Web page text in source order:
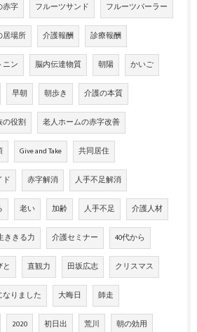
赤字 フルーツサンド フルーツパーラー
居場所 介護報酬 診療報酬
ニン 脳内伝達物質 朝陽 かいご
早朝 朝歩き 介護の本質
の役割 老人ホームの赤字改善
Give and Take 共同居住
ド 赤字解消 人手不足解消
老い 加齢 人手不足 介護人材
ききる力 介護セミナー 40代から
直観力 田坂広志 クリスマス
なりました 大晦日 師走
2020 初日出 荒川 朝の効用